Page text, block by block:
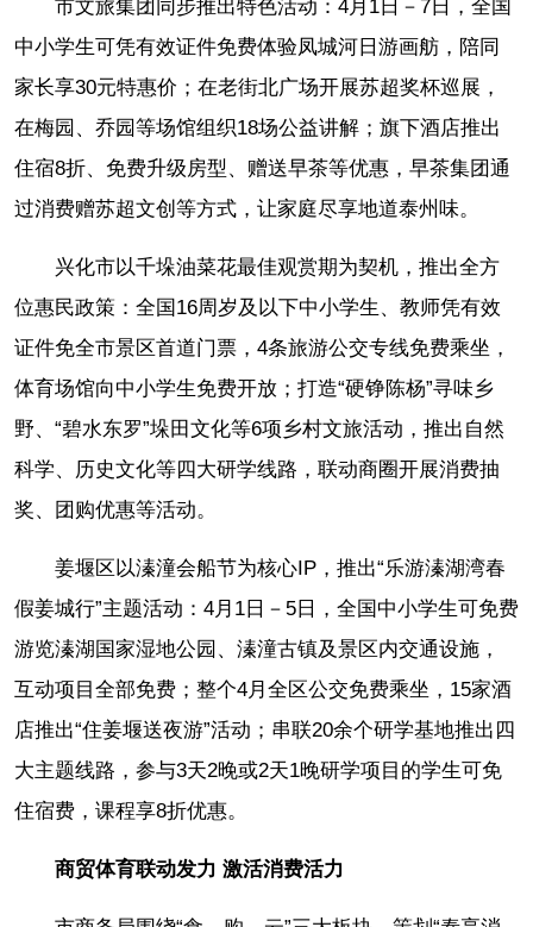
市文旅集团同步推出特色活动：4月1日－7日，全国
中小学生可凭有效证件免费体验凤城河日游画舫，陪同
家长享30元特惠价；在老街北广场开展苏超奖杯巡展，
在梅园、乔园等场馆组织18场公益讲解；旗下酒店推出
住宿8折、免费升级房型、赠送早茶等优惠，早茶集团通
过消费赠苏超文创等方式，让家庭尽享地道泰州味。
兴化市以千垛油菜花最佳观赏期为契机，推出全方
位惠民政策：全国16周岁及以下中小学生、教师凭有效
证件免全市景区首道门票，4条旅游公交专线免费乘坐，
体育场馆向中小学生免费开放；打造“硬铮陈杨”寻味乡
野、“碧水东罗”垛田文化等6项乡村文旅活动，推出自然
科学、历史文化等四大研学线路，联动商圈开展消费抽
奖、团购优惠等活动。
姜堰区以溱潼会船节为核心IP，推出“乐游溱湖湾春
假姜城行”主题活动：4月1日－5日，全国中小学生可免费
游览溱湖国家湿地公园、溱潼古镇及景区内交通设施，
互动项目全部免费；整个4月全区公交免费乘坐，15家酒
店推出“住姜堰送夜游”活动；串联20余个研学基地推出四
大主题线路，参与3天2晚或2天1晚研学项目的学生可免
住宿费，课程享8折优惠。
商贸体育联动发力 激活消费活力